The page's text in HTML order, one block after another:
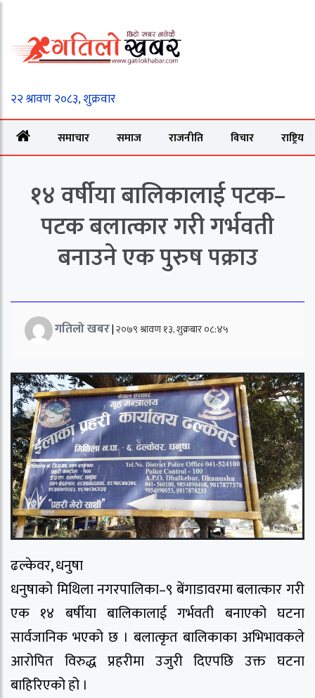
समाचार समाज राजनीति विचार राष्ट्रिय
१४ वर्षीया बालिकालाई पटक–
पटक बलात्कार गरी गर्भवती
बनाउने एक पुरुष पक्राउ
गतिलो खबर|२०७९ श्रावण १३, शुक्रबार ०८:४५
ढल्केवर, धनुषा
धनुषाको मिथिला नगरपालिका–९ बेंगाडावरमा बलात्कार गरी
एक १४ बर्षीया बालिकालाई गर्भवती बनाएको घटना
सार्वजानिक भएको छ । बलात्कृत बालिकाका अभिभावकले
आरोपित विरुद्ध प्रहरीमा उजुरी दिएपछि उक्त घटना
बाहिरिएको हो ।